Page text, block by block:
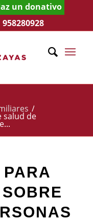
un donativo
958280928
/
salud de